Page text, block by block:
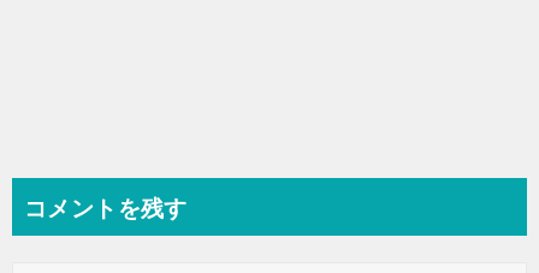
コメントを残す